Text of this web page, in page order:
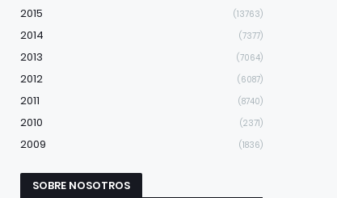
2015 (13763)
2014 (7377)
2013 (7064)
2012 (6087)
2011 (8740)
2010 (2371)
2009 (1836)
SOBRE NOSOTROS